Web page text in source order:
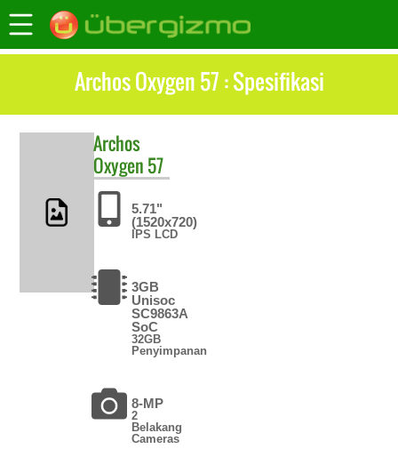
Archos Oxygen 57 : Spesifikasi
Archos
Oxygen 57
5.71"
(1520x720)
IPS LCD
3GB
Unisoc
SC9863A
SoC
32GB
Penyimpanan
8-MP
2
Belakang
Cameras